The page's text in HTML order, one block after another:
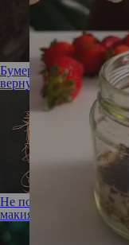
Бумеранг-лифтинг:
вернуть лицу
Не по годам: как
макияжа